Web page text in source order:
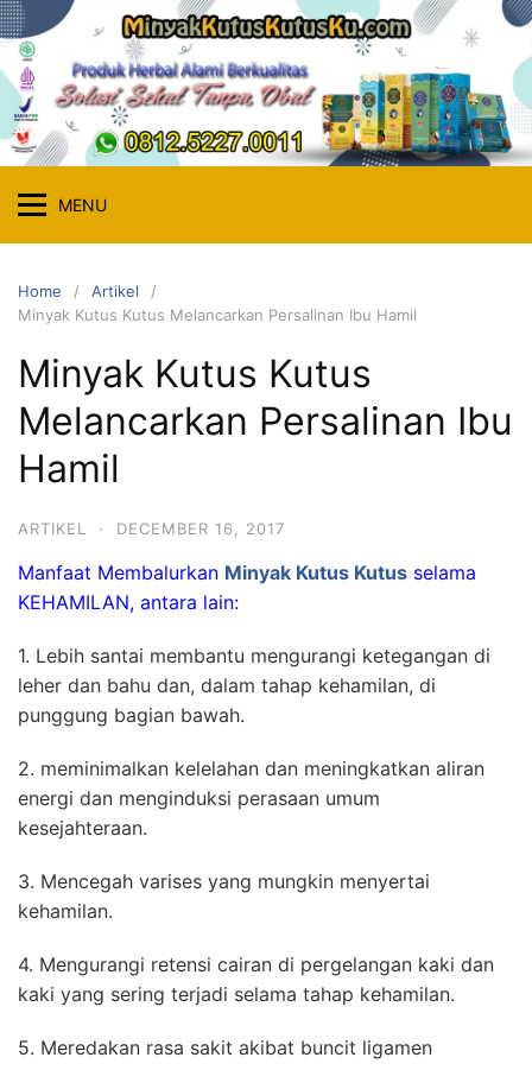
Skip
to
content
MENU
Home
Artikel
Minyak Kutus Kutus Melancarkan Persalinan Ibu Hamil
Minyak Kutus Kutus
Melancarkan Persalinan Ibu
Hamil
ARTIKEL · DECEMBER 16, 2017
Manfaat Membalurkan Minyak Kutus Kutus selama
KEHAMILAN, antara lain:
1. Lebih santai membantu mengurangi ketegangan di
leher dan bahu dan, dalam tahap kehamilan, di
punggung bagian bawah.
2. meminimalkan kelelahan dan meningkatkan aliran
energi dan menginduksi perasaan umum
kesejahteraan.
3. Mencegah varises yang mungkin menyertai
kehamilan.
4. Mengurangi retensi cairan di pergelangan kaki dan
kaki yang sering terjadi selama tahap kehamilan.
5. Meredakan rasa sakit akibat buncit ligamen